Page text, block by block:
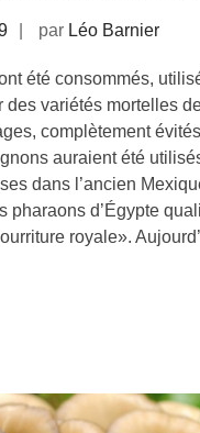
par Léo Barnier
été consommés,
des variétés mortelles
complètement
auraient été
dans l’ancien
pharaons d’Égypte
royale».